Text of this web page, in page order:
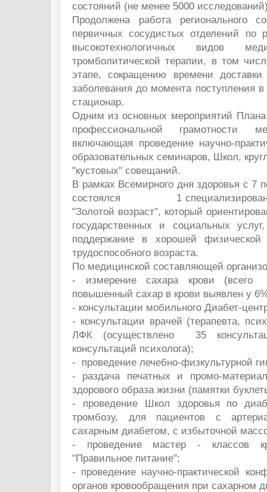
состояний (не менее 5000
Продолжена работа регионального
первичных сосудистых отделений по
высокотехнологичных видов
тромболитической терапии, в том
этапе, сокращению времени
заболевания до момента поступления
стационар.
Одним из основных мероприятий
профессиональной грамотности
включающая проведение научно-
образовательных семинаров, Школ,
"кустовых" совещаний.
В рамках Всемирного дня здоровья с 7
состоялся 1
"Золотой возраст", который
государственных и социальных
поддержание в хорошей
трудоспособного возраста.
По медицинской составляющей
- измерение сахара крови
повышенный сахар в крови выявлен у
- консультации мобильного Диабет-
- консультации врачей (терапевта,
ЛФК (осуществлено 35
консультаций психолога);
- проведение лечебно-физкультурной
- раздача печатных и промо-
здорового образа жизни (памятки
- проведение Школ здоровья по
тромбозу, для пациентов с
сахарным диабетом, с избыточной
- проведение мастер - классов
"Правильное питание";
- проведение научно-практической
органов кровообращения при сахарном